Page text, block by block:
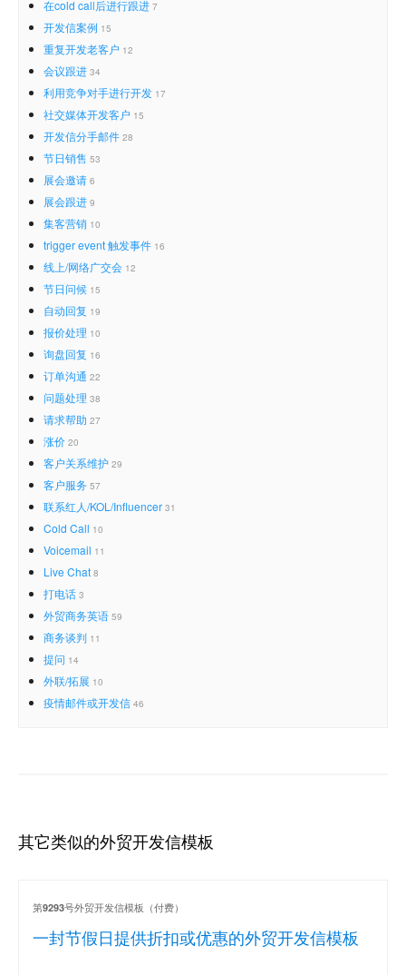
在cold call后进行跟进 7
开发信案例 15
重复开发老客户 12
会议跟进 34
利用竞争对手进行开发 17
社交媒体开发客户 15
开发信分手邮件 28
节日销售 53
展会邀请 6
展会跟进 9
集客营销 10
trigger event 触发事件 16
线上/网络广交会 12
节日问候 15
自动回复 19
报价处理 10
询盘回复 16
订单沟通 22
问题处理 38
请求帮助 27
涨价 20
客户关系维护 29
客户服务 57
联系红人/KOL/Influencer 31
Cold Call 10
Voicemail 11
Live Chat 8
打电话 3
外贸商务英语 59
商务谈判 11
提问 14
外联/拓展 10
疫情邮件或开发信 46
其它类似的外贸开发信模板
一封节假日提供折扣或优惠的外贸开发信模板
第9293号外贸开发信模板（付费）